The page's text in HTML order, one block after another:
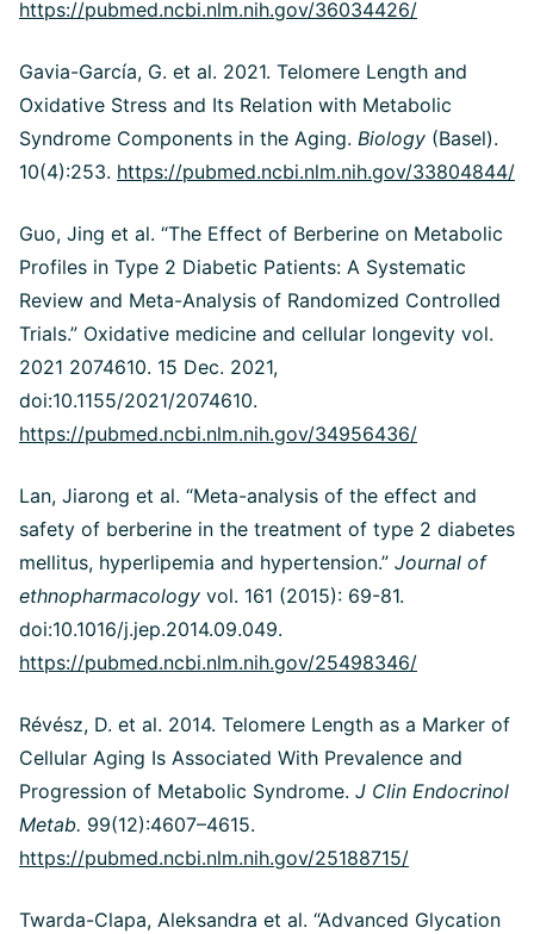
https://pubmed.ncbi.nlm.nih.gov/36034426/
Gavia-García, G. et al. 2021. Telomere Length and
Oxidative Stress and Its Relation with Metabolic
Syndrome Components in the Aging. Biology (Basel).
10(4):253. https://pubmed.ncbi.nlm.nih.gov/33804844/
Guo, Jing et al. “The Effect of Berberine on Metabolic
Profiles in Type 2 Diabetic Patients: A Systematic
Review and Meta-Analysis of Randomized Controlled
Trials.” Oxidative medicine and cellular longevity vol.
2021 2074610. 15 Dec. 2021,
doi:10.1155/2021/2074610.
https://pubmed.ncbi.nlm.nih.gov/34956436/
Lan, Jiarong et al. “Meta-analysis of the effect and
safety of berberine in the treatment of type 2 diabetes
mellitus, hyperlipemia and hypertension.” Journal of
ethnopharmacology vol. 161 (2015): 69-81.
doi:10.1016/j.jep.2014.09.049.
https://pubmed.ncbi.nlm.nih.gov/25498346/
Révész, D. et al. 2014. Telomere Length as a Marker of
Cellular Aging Is Associated With Prevalence and
Progression of Metabolic Syndrome. J Clin Endocrinol
Metab. 99(12):4607–4615.
https://pubmed.ncbi.nlm.nih.gov/25188715/
Twarda-Clapa, Aleksandra et al. “Advanced Glycation